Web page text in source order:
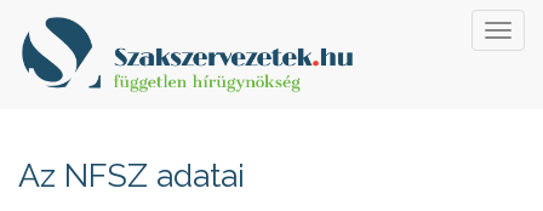
Az NFSZ adatai